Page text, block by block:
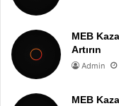
MEB
Artırın
Admin
MEB